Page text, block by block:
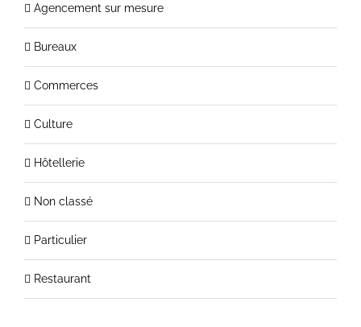
Agencement sur mesure
Bureaux
Commerces
Culture
Hôtellerie
Non classé
Particulier
Restaurant